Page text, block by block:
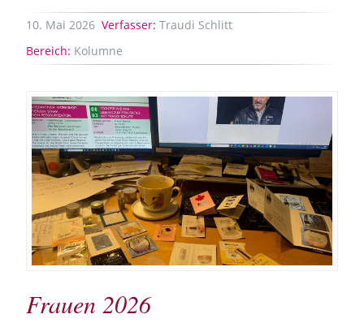
10. Mai 2026 Verfasser: Traudi Schlitt
Bereich: Kolumne
Frauen 2026